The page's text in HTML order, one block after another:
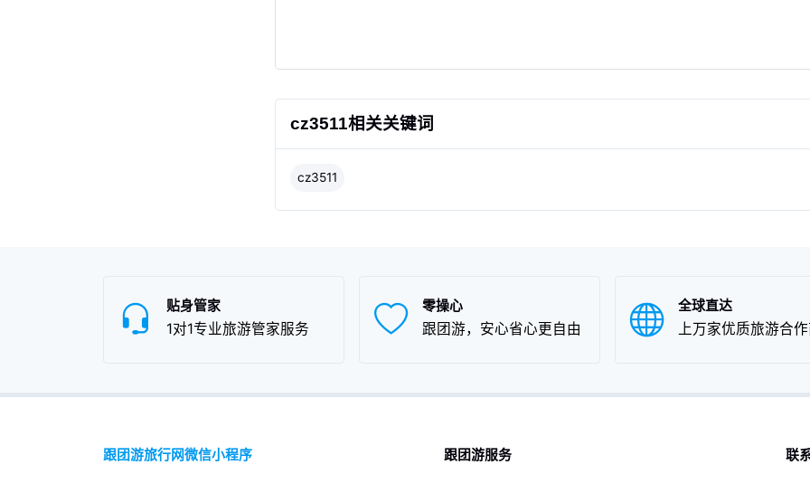
cz3511相关关键词
cz3511
贴身管家
1对1专业旅游管家服务
零操心
跟团游，安心省心更自由
全球直达
上万家优质旅游合
跟团游旅行网微信小程序 跟团游服务 联